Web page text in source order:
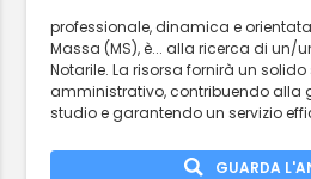
professionale, dinamica e
Massa (MS), è... alla ricerca di un/
Notarile. La risorsa fornirà un
amministrativo, contribuendo alla
studio e garantendo un servizio
GUARDA